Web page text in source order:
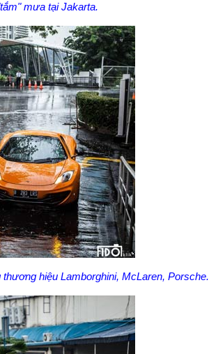
mưa tại Jakarta.
hiệu Lamborghini, McLaren, Porsche.